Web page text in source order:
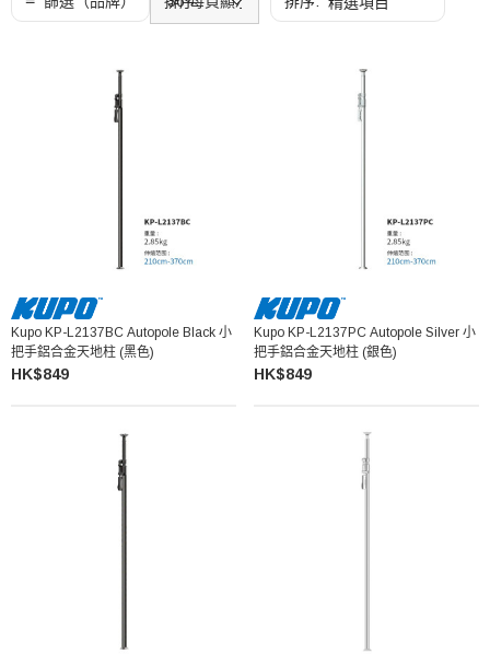
桿和安裝保護。
Kupo KP-L2137BC Autopole Black 小
把手鋁合金天地柱 (黑色)
HK$849
Kupo KP-L2137PC Autopole Silver 小
把手鋁合金天地柱 (銀色)
HK$849